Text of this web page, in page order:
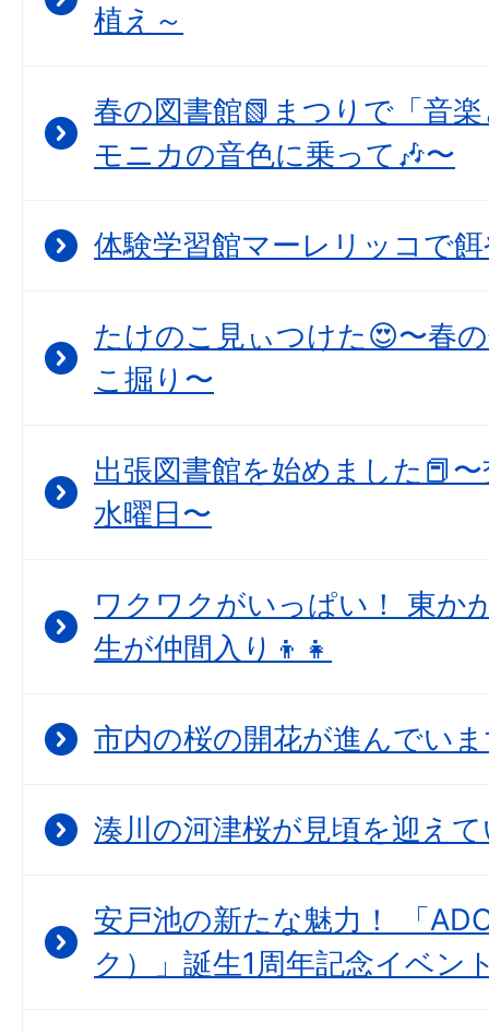
植え～
春の図書館📗まつりで「音
モニカの音色に乗って🎶〜
体験学習館マーレリッコで
たけのこ見ぃつけた😍〜春
こ掘り〜
出張図書館を始めました📕
水曜日〜
ワクワクがいっぱい！ 東か
生が仲間入り👦👧
市内の桜の開花が進んでい
湊川の河津桜が見頃を迎え
安戸池の新たな魅力！ 「
ク）」誕生1周年記念イベン